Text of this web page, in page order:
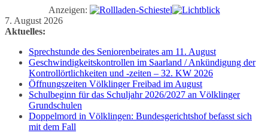
Anzeigen:
Zum
Inhalt
7. August 2026
Aktuelles:
Sprechstunde des Seniorenbeirates am 11. August
Geschwindigkeitskontrollen im Saarland / Ankündigung der
Kontrollörtlichkeiten und -zeiten – 32. KW 2026
Öffnungszeiten Völklinger Freibad im August
Schulbeginn für das Schuljahr 2026/2027 an Völklinger
Grundschulen
Doppelmord in Völklingen: Bundesgerichtshof befasst sich
mit dem Fall